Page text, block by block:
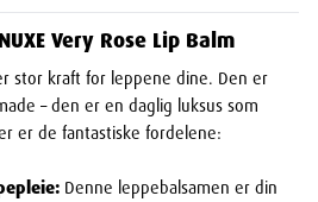
Very Rose Lip Balm
stor kraft for leppene dine. Den er
– den er en daglig luksus som
er de fantastiske fordelene:
Denne leppebalsamen er din